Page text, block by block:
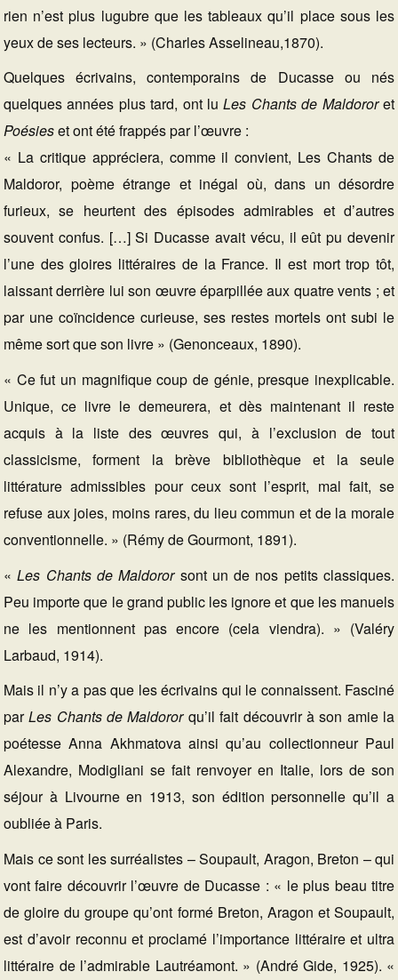
rien n’est plus lugubre que les tableaux qu’il place sous les
yeux de ses lecteurs. » (Charles Asselineau,1870).
Quelques écrivains, contemporains de Ducasse ou nés
quelques années plus tard, ont luLes Chants de Maldororet
Poésieset ont été frappés par l’œuvre :
« La critique appréciera, comme il convient, Les Chants de
Maldoror, poème étrange et inégal où, dans un désordre
furieux, se heurtent des épisodes admirables et d’autres
souvent confus. […] Si Ducasse avait vécu, il eût pu devenir
l’une des gloires littéraires de la France. Il est mort trop tôt,
laissant derrière lui son œuvre éparpillée aux quatre vents ; et
par une coïncidence curieuse, ses restes mortels ont subi le
même sort que son livre » (Genonceaux, 1890).
« Ce fut un magnifique coup de génie, presque inexplicable.
Unique, ce livre le demeurera, et dès maintenant il reste
acquis à la liste des œuvres qui, à l’exclusion de tout
classicisme, forment la brève bibliothèque et la seule
littérature admissibles pour ceux sont l’esprit, mal fait, se
refuse aux joies, moins rares, du lieu commun et de la morale
conventionnelle. » (Rémy de Gourmont, 1891).
«Les Chants de Maldororsont un de nos petits classiques.
Peu importe que le grand public les ignore et que les manuels
ne les mentionnent pas encore (cela viendra). » (Valéry
Larbaud, 1914).
Mais il n’y a pas que les écrivains qui le connaissent. Fasciné
parLes Chants de Maldororqu’il fait découvrir à son amie la
poétesse Anna Akhmatova ainsi qu’au collectionneur Paul
Alexandre, Modigliani se fait renvoyer en Italie, lors de son
séjour à Livourne en 1913, son édition personnelle qu’il a
oubliée à Paris.
Mais ce sont les surréalistes – Soupault, Aragon, Breton – qui
vont faire découvrir l’œuvre de Ducasse : « le plus beau titre
de gloire du groupe qu’ont formé Breton, Aragon et Soupault,
est d’avoir reconnu et proclamé l’importance littéraire et ultra
littéraire de l’admirable Lautréamont. » (André Gide, 1925). «